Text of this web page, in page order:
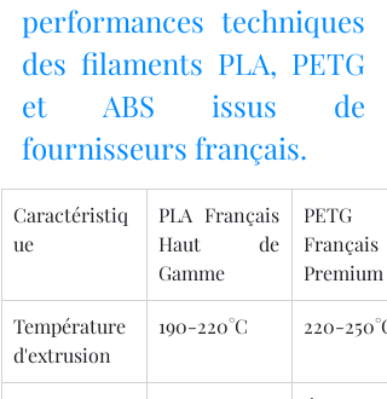
performances techniques
des filaments PLA, PETG
et ABS issus de
fournisseurs français.
Caractéristiq
ue
PLA Français
Haut de
Gamme
PETG
Français
Premium
Température
d'extrusion
190-220°C 220-250°C